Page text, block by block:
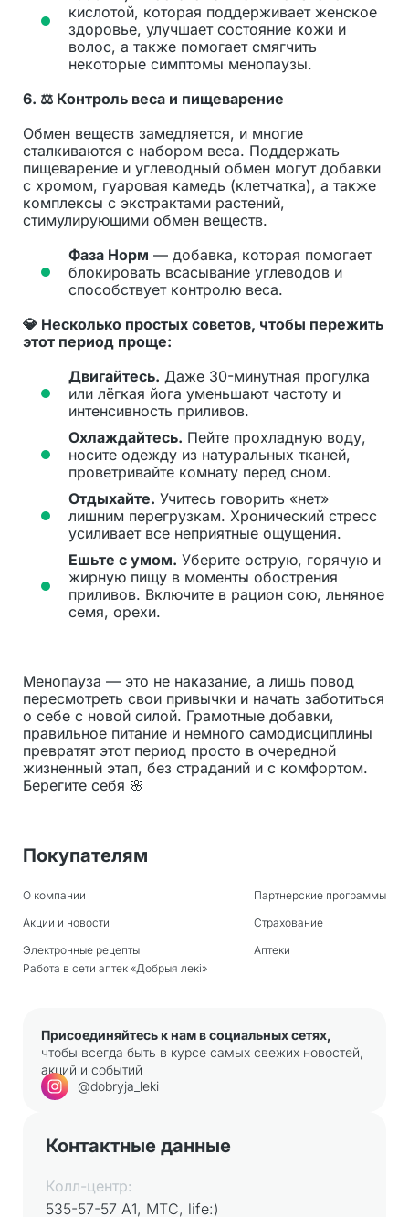
кислотой, которая поддерживает женское
здоровье, улучшает состояние кожи и
волос, а также помогает смягчить
некоторые симптомы менопаузы.
6. ⚖️ Контроль веса и пищеварение
Обмен веществ замедляется, и многие
сталкиваются с набором веса. Поддержать
пищеварение и углеводный обмен могут добавки
с хромом, гуаровая камедь (клетчатка), а также
комплексы с экстрактами растений,
стимулирующими обмен веществ.
Фаза Норм — добавка, которая помогает
блокировать всасывание углеводов и
способствует контролю веса.
💎 Несколько простых советов, чтобы пережить
этот период проще:
Двигайтесь. Даже 30-минутная прогулка
или лёгкая йога уменьшают частоту и
интенсивность приливов.
Охлаждайтесь. Пейте прохладную воду,
носите одежду из натуральных тканей,
проветривайте комнату перед сном.
Отдыхайте. Учитесь говорить «нет»
лишним перегрузкам. Хронический стресс
усиливает все неприятные ощущения.
Ешьте с умом. Уберите острую, горячую и
жирную пищу в моменты обострения
приливов. Включите в рацион сою, льняное
семя, орехи.
Менопауза — это не наказание, а лишь повод
пересмотреть свои привычки и начать заботиться
о себе с новой силой. Грамотные добавки,
правильное питание и немного самодисциплины
превратят этот период просто в очередной
жизненный этап, без страданий и с комфортом.
Берегите себя 🌸
Покупателям
О компании
Акции и новости
Электронные рецепты
Партнерские программы
Страхование
Аптеки
Работа в сети аптек «Добрыя лекi»
Присоединяйтесь к нам в социальных сетях,
чтобы всегда быть в курсе самых свежих новостей,
акций и событий
@dobryja_leki
Контактные данные
Колл-центр:
535-57-57 А1, МТС, life:)